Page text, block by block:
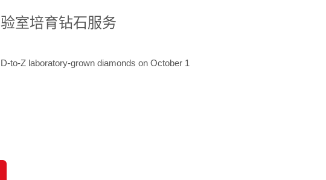
验室培育钻石服务
to-Z laboratory-grown diamonds on October 1